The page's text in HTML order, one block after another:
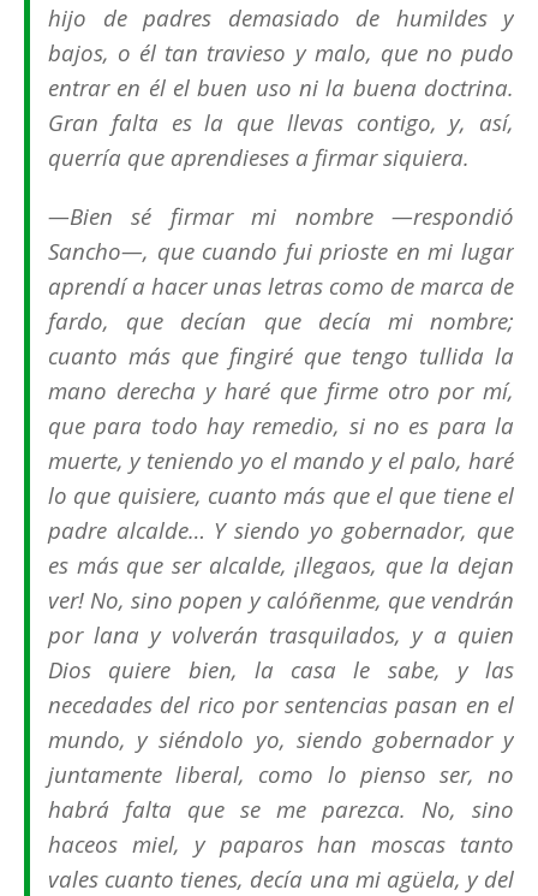
hijo de padres demasiado de humildes y
bajos, o él tan travieso y malo, que no pudo
entrar en él el buen uso ni la buena doctrina.
Gran falta es la que llevas contigo, y, así,
querría que aprendieses a firmar siquiera.
—Bien sé firmar mi nombre —respondió
Sancho—, que cuando fui prioste en mi lugar
aprendí a hacer unas letras como de marca de
fardo, que decían que decía mi nombre;
cuanto más que fingiré que tengo tullida la
mano derecha y haré que firme otro por mí,
que para todo hay remedio, si no es para la
muerte, y teniendo yo el mando y el palo, haré
lo que quisiere, cuanto más que el que tiene el
padre alcalde… Y siendo yo gobernador, que
es más que ser alcalde, ¡llegaos, que la dejan
ver! No, sino popen y calóñenme, que vendrán
por lana y volverán trasquilados, y a quien
Dios quiere bien, la casa le sabe, y las
necedades del rico por sentencias pasan en el
mundo, y siéndolo yo, siendo gobernador y
juntamente liberal, como lo pienso ser, no
habrá falta que se me parezca. No, sino
haceos miel, y paparos han moscas tanto
vales cuanto tienes, decía una mi agüela, y del